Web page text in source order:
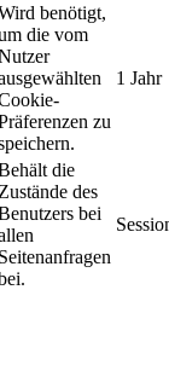
benötigt,
die vom
zu
1 Jahr
die
Zustände des
bei
Seitenanfragen